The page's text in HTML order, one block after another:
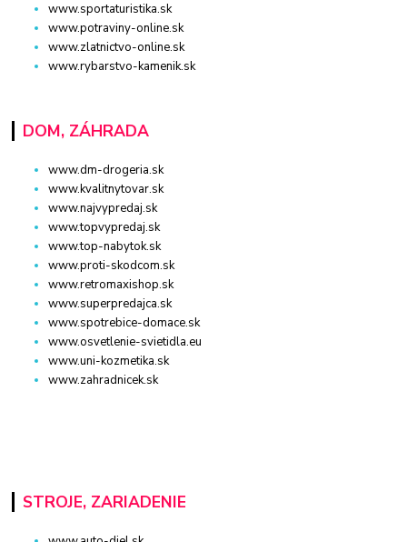
www.sportaturistika.sk
www.potraviny-online.sk
www.zlatnictvo-online.sk
www.rybarstvo-kamenik.sk
DOM, ZÁHRADA
www.dm-drogeria.sk
www.kvalitnytovar.sk
www.najvypredaj.sk
www.topvypredaj.sk
www.top-nabytok.sk
www.proti-skodcom.sk
www.retromaxishop.sk
www.superpredajca.sk
www.spotrebice-domace.sk
www.osvetlenie-svietidla.eu
www.uni-kozmetika.sk
www.zahradnicek.sk
STROJE, ZARIADENIE